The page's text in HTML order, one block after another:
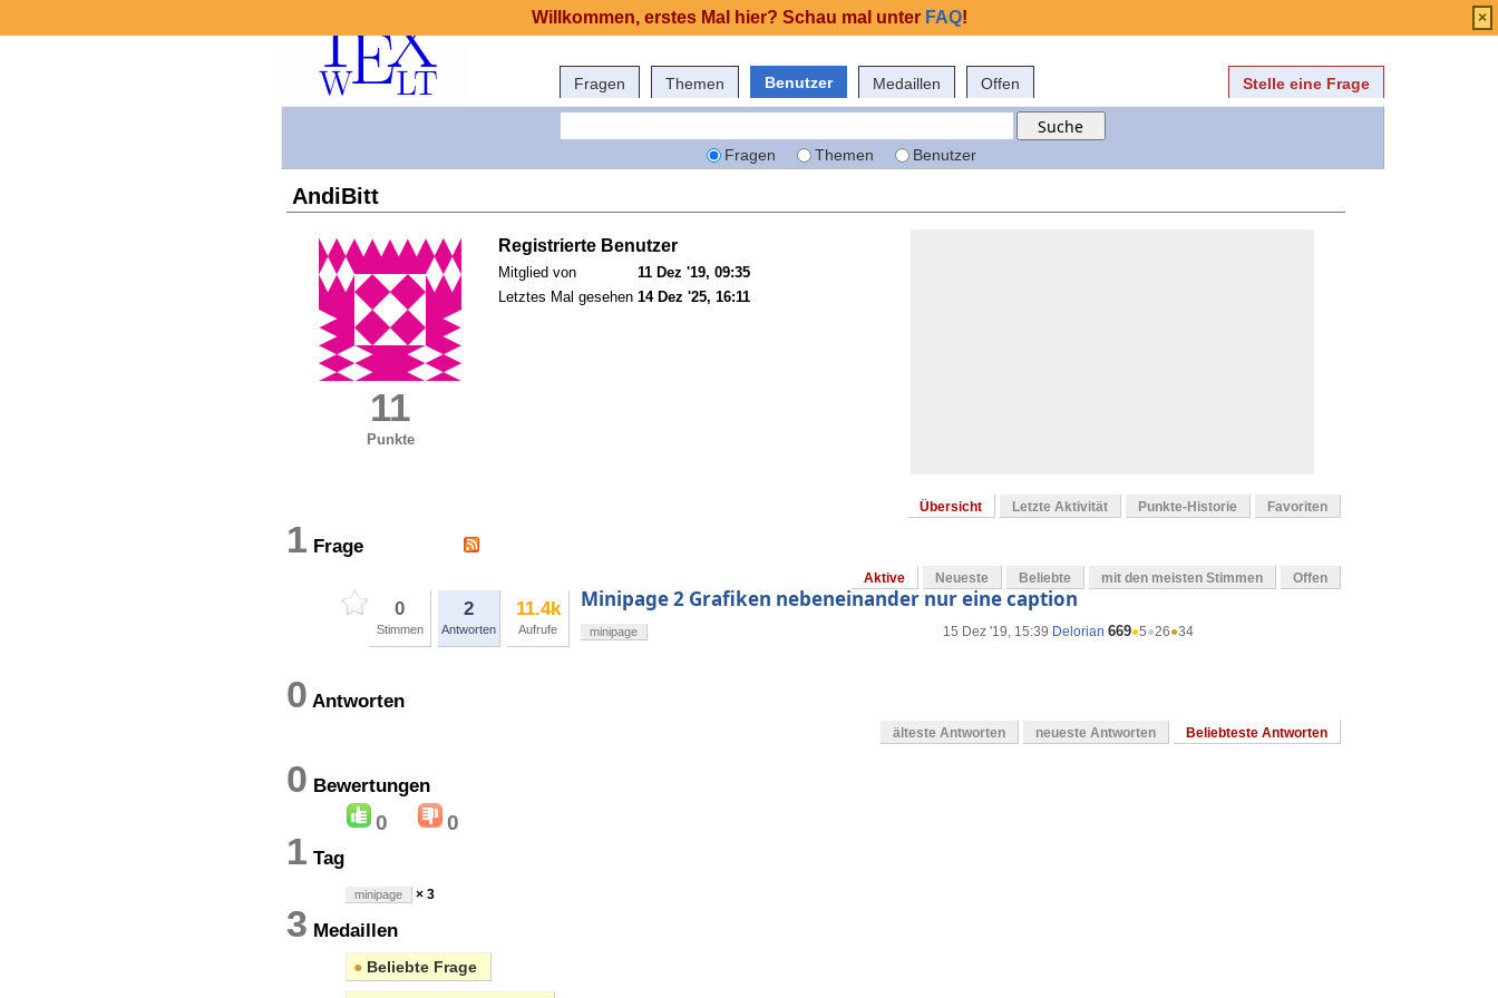
Fragen Themen Benutzer Medaillen Offen Stelle eine Frage
Fragen Themen Benutzer
AndiBitt
11
Punkte
Registrierte Benutzer
Mitglied von
11 Dez '19, 09:35
Letztes Mal gesehen 14 Dez '25, 16:11
Übersicht Letzte Aktivität Punkte-Historie Favoriten
1 Frage
Aktive Neueste Beliebte mit den meisten Stimmen Offen
0
Stimmen
2
Antworten
11.4k
Aufrufe
Minipage 2 Grafiken nebeneinander nur eine caption
15 Dez '19, 15:39 Delorian 669●5●26●34
minipage
0 Antworten
älteste Antworten neueste Antworten Beliebteste Antworten
0 Bewertungen
0 0
1 Tag
minipage × 3
3 Medaillen
● Beliebte Frage
Willkommen, erstes Mal hier? Schau mal unter FAQ! ×